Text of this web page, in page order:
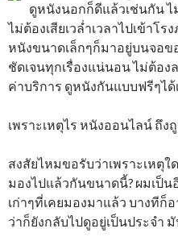
ดูหนังนอกก็ดีแล้วเช่นกัน ไ
ไม่ต้องเสียเวล่ำเวลาไปเข้าโร
หนังขนาดเล็กๆก็มาอยู่บนจอ
ชัดเจนทุกเรื่องแน่นอน ไม่ต้อ
ค่าบริการ ดูหนังกันแบบฟรีๆได้
เพราะเหตุไร หนังออนไลน์ ถึง
สงสัยไหมขอรับว่าเพราะเหตุใ
มองไปแล้วกันขนาดนี้? ผมเป็
เก่าๆที่เคยมองมาแล้ว บางทีก็
ว่าก็ยังกลับไปดูอยู่เป็นประจำ